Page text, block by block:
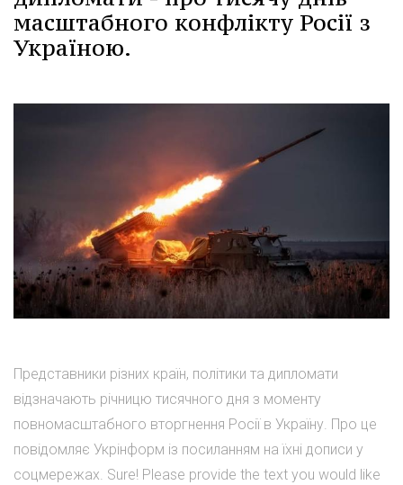
масштабного конфлікту Росії з
Україною.
Представники різних країн, політики та дипломати
відзначають річницю тисячного дня з моменту
повномасштабного вторгнення Росії в Україну. Про це
повідомляє Укрінформ із посиланням на їхні дописи у
соцмережах. Sure! Please provide the text you would like